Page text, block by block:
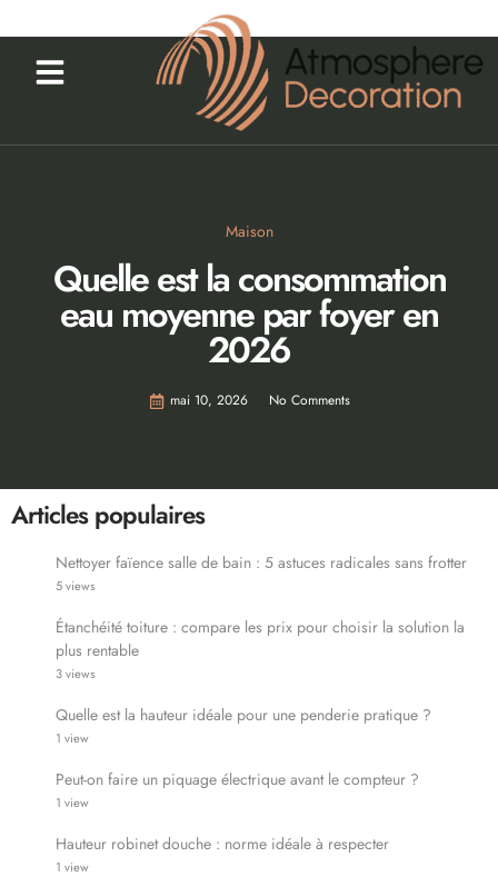
Maison
Quelle est la consommation
eau moyenne par foyer en
2026
mai 10, 2026 No Comments
Articles populaires
Nettoyer faïence salle de bain : 5 astuces radicales sans frotter
5 views
Étanchéité toiture : compare les prix pour choisir la solution la
plus rentable
3 views
Quelle est la hauteur idéale pour une penderie pratique ?
1 view
Peut-on faire un piquage électrique avant le compteur ?
1 view
Hauteur robinet douche : norme idéale à respecter
1 view